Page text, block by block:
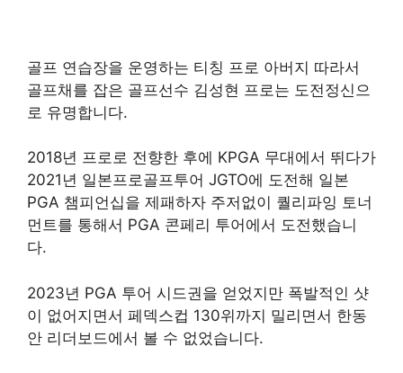
골프 연습장을 운영하는 티칭 프로 아버지 따라서
골프채를 잡은 골프선수 김성현 프로는 도전정신으
로 유명합니다.
2018년 프로로 전향한 후에 KPGA 무대에서 뛰다가
2021년 일본프로골프투어 JGTO에 도전해 일본
PGA 챔피언십을 제패하자 주저없이 퀄리파잉 토너
먼트를 통해서 PGA 콘페리 투어에서 도전했습니
다.
2023년 PGA 투어 시드권을 얻었지만 폭발적인 샷
이 없어지면서 페덱스컵 130위까지 밀리면서 한동
안 리더보드에서 볼 수 없었습니다.